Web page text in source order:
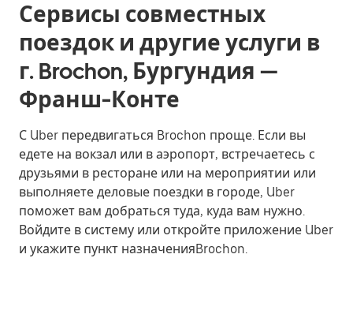
Сервисы совместных
поездок и другие услуги в
г. Brochon, Бургундия —
Франш-Конте
С Uber передвигаться Brochon проще. Если вы
едете на вокзал или в аэропорт, встречаетесь с
друзьями в ресторане или на мероприятии или
выполняете деловые поездки в городе, Uber
поможет вам добраться туда, куда вам нужно.
Войдите в систему или откройте приложение Uber
и укажите пункт назначенияBrochon.